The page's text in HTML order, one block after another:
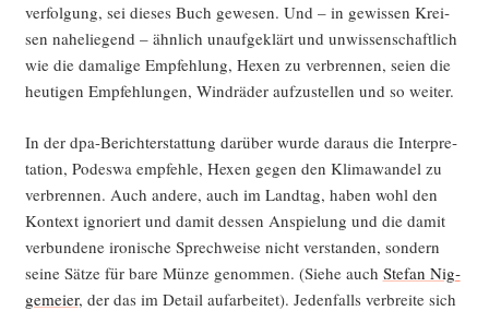
ver­fol­gung, sei die­ses Buch gewe­sen. Und – in gewis­sen Krei­
sen nahe­lie­gend – ähn­lich unauf­ge­klärt und unwis­sen­schaft­lich
wie die dama­li­ge Emp­feh­lung, Hexen zu ver­bren­nen, sei­en die
heu­ti­gen Emp­feh­lun­gen, Wind­rä­der auf­zu­stel­len und so weiter.
In der dpa-Bericht­erstat­tung dar­über wur­de dar­aus die Inter­pre­
ta­ti­on, Podes­wa emp­feh­le, Hexen gegen den Kli­ma­wan­del zu
ver­bren­nen. Auch ande­re, auch im Land­tag, haben wohl den
Kon­text igno­riert und damit des­sen Anspie­lung und die damit
ver­bun­de­ne iro­ni­sche Sprech­wei­se nicht ver­stan­den, son­dern
sei­ne Sät­ze für bare Mün­ze genom­men. (Sie­he auch Ste­fan Nig­
ge­mei­er, der das im Detail auf­ar­bei­tet). Jeden­falls ver­brei­te sich